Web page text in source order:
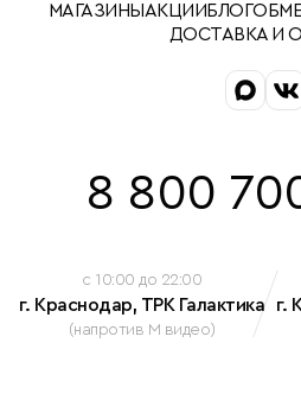
МАГАЗИНЫ АКЦИИБЛОГ
ДОСТАВКА И
8 800
c 10:00 до 22:00
г. Краснодар, ТРК Галактика
(напротив М видео)
г.